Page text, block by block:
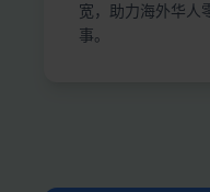
宽，助力海外华人
事。